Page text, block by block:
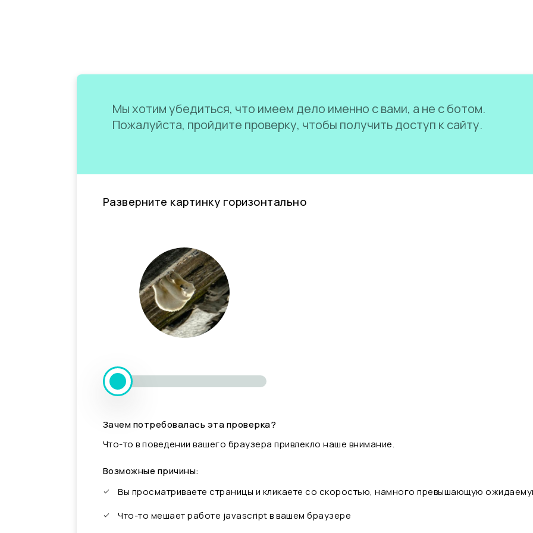
Мы хотим убедиться, что имеем дело именно с вами, а не с ботом.
Пожалуйста, пройдите проверку, чтобы получить доступ к сайту.
Разверните картинку горизонтально
Зачем потребовалась эта проверка?
Что-то в поведении вашего браузера привлекло наше внимание.
Возможные причины:
Вы просматриваете страницы и кликаете со скоростью, намного превышающую
Что-то мешает работе javascript в вашем браузере